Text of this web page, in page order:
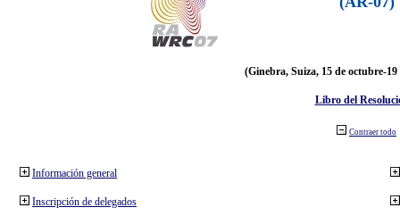
(Ginebra, Suiza, 15 de octubre-19
Libro del
Contraer todo
Información general
Inscripción de delegados